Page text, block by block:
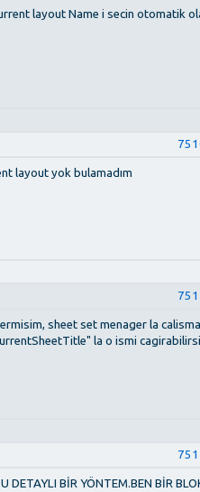
layout Name i secin otomatik
layout yok bulamadım
sheet set menager la
la o ismi
DETAYLI BİR YÖNTEM.BEN BİR